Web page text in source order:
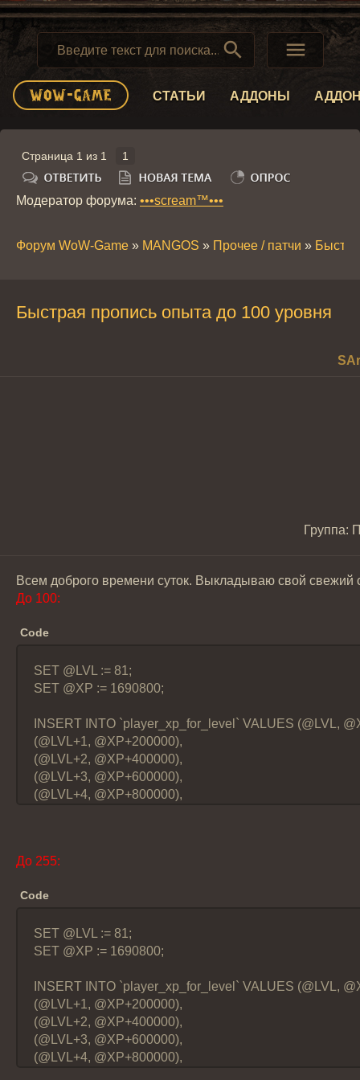
 
СТАТЬИ АДДОНЫ
Страница 1 из 1 1
Модератор форума: •••scream™•••
Форум WoW-Game » MANGOS » Прочее / патчи »
Быстрая пропись опыта до 100 уровня
Группа:
Всем доброго времени суток. Выкладываю свой свежий
До 100:
Code
SET @LVL := 81;
SET @XP := 1690800;
INSERT INTO `player_xp_for_level` VALUES (@LVL,
(@LVL+1, @XP+200000),
(@LVL+2, @XP+400000),
(@LVL+3, @XP+600000),
(@LVL+4, @XP+800000),
(@LVL+8, @XP+1600000),
(@LVL+10, @XP+2000000),
(@LVL+12, @XP+2400000),
(@LVL+13, @XP+2600000),
(@LVL+15, @XP+3000000),
(@LVL+16, @XP+3200000),
(@LVL+17, @XP+3400000),
(@LVL+18, @XP+3600000),
(@LVL+19, @XP+3800000);
До 255:
Code
SET @LVL := 81;
SET @XP := 1690800;
INSERT INTO `player_xp_for_level` VALUES (@LVL,
(@LVL+1, @XP+200000),
(@LVL+2, @XP+400000),
(@LVL+3, @XP+600000),
(@LVL+4, @XP+800000),